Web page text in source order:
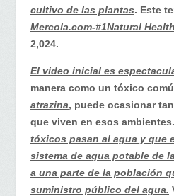
cultivo de las plantas. Este
Mercola.com-#1Natural
2,024.
El video inicial es
manera como un tóxico
atrazina, puede ocasionar
que viven en esos ambientes.
tóxicos pasan al agua y que
sistema de agua potable de
a una parte de la población
suministro público del agua.